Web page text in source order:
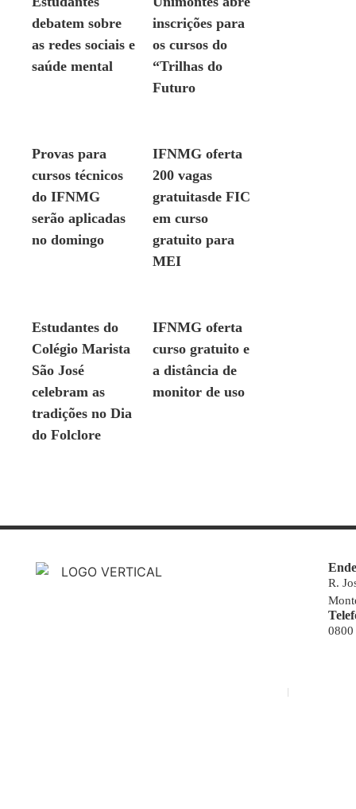
debatem sobre
as redes sociais e
saúde mental
inscrições para
os cursos do
“Trilhas do
Futuro
Provas para
cursos técnicos
do IFNMG
serão aplicadas
no domingo
IFNMG oferta
200 vagas
gratuitasde FIC
em curso
gratuito para
MEI
Estudantes do
Colégio Marista
São José
celebram as
tradições no Dia
do Folclore
IFNMG oferta
curso gratuito e
a distância de
monitor de uso
R.
0800